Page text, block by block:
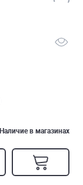
Наличие в магазинах